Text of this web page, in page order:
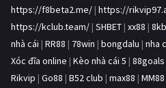
https://f8beta2.me/ | https://
https://kclub.team/ | SHBET | xx88 |
nhà cái | RR88 | 78win | bongdalu | nha
Xóc đĩa online | Kèo nhà cái 5 | 88goals
Rikvip | Go88 | B52 club | max88 | MM88